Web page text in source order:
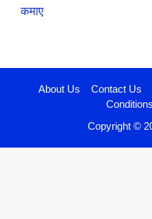
कमाए
About Us Contact Us
Conditions
Copyright ©